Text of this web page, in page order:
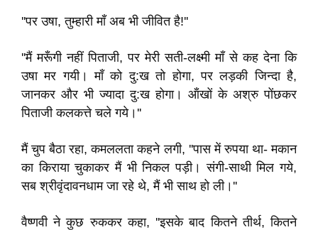
''पर उषा, तुम्हारी माँ अब भी जीवित है!''
''मैं मरूँगी नहीं पिताजी, पर मेरी सती-लक्ष्मी माँ से कह देना कि
उषा मर गयी। माँ को दु:ख तो होगा, पर लड़की जिन्दा है,
जानकर और भी ज्यादा दु:ख होगा। ऑंखों के अश्रु पोंछकर
पिताजी कलकत्ते चले गये।''
मैं चुप बैठा रहा, कमललता कहने लगी, ''पास में रुपया था- मकान
का किराया चुकाकर मैं भी निकल पड़ी। संगी-साथी मिल गये,
सब श्रीवृंदावनधाम जा रहे थे, मैं भी साथ हो ली।''
वैष्णवी ने कुछ रुककर कहा, ''इसके बाद कितने तीर्थ, कितने